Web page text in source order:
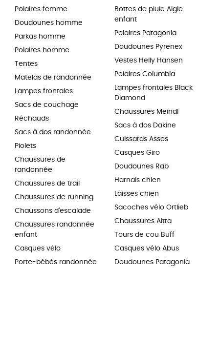
Polaires femme
Doudounes homme
Parkas homme
Polaires homme
Tentes
Matelas de randonnée
Lampes frontales
Sacs de couchage
Réchauds
Sacs à dos randonnée
Piolets
Chaussures de
randonnée
Chaussures de trail
Chaussures de running
Chaussons d'escalade
Chaussures randonnée
enfant
Casques vélo
Porte-bébés randonnée
Bottes de pluie Aigle
enfant
Polaires Patagonia
Doudounes Pyrenex
Vestes Helly Hansen
Polaires Columbia
Lampes frontales Black
Diamond
Chaussures Meindl
Sacs à dos Dakine
Cuissards Assos
Casques Giro
Doudounes Rab
Harnais chien
Laisses chien
Sacoches vélo Ortlieb
Chaussures Altra
Tours de cou Buff
Casques vélo Abus
Doudounes Patagonia